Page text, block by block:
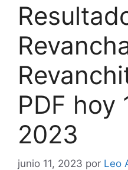
PDF hoy
2023
junio 11, 2023 por Leo